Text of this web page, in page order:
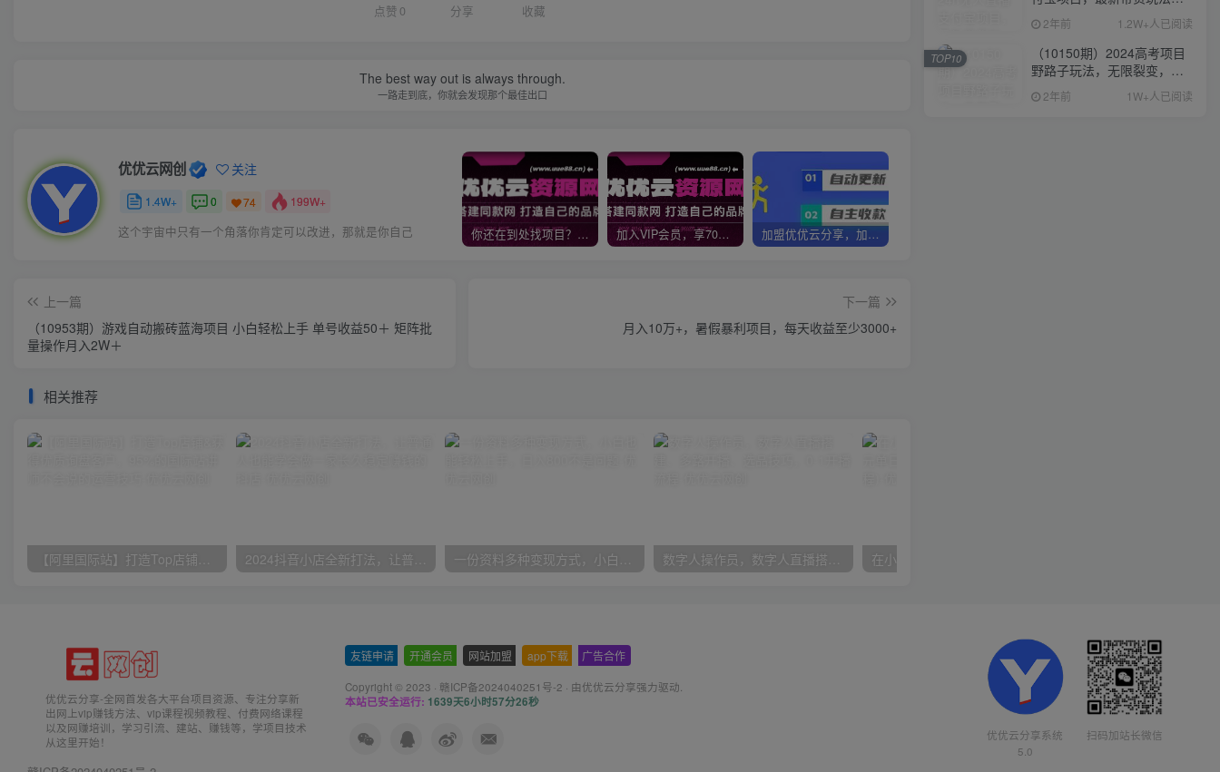
点赞 0 分享 收藏
The best way out is always through.
一路走到底，你就会发现那个最佳出口
优优云网创 关注
1.4W+ 0 74 199W+
这个宇宙中只有一个角落你肯定可以改进，那就是你自己 你还在到处找项目？还在当韭菜？我靠网创资源站一个月收入5万+，曾经我也是个失败者。 加入VIP会员，享70%的推广提成，免费学习多种网上创业课程，菜鸟秒变大神！ 加盟优优云分享，加盟搭建同款知识付费资源网站，实现长期稳定被动收入~
上一篇
（10953期）游戏自动搬砖蓝海项目 小白轻松上手 单号收益50＋ 矩阵批
量操作月入2W＋
下一篇
月入10万+，暑假暴利项目，每天收益至少3000+
相关推荐
【阿里国际站】打造Top店铺&获得优质询盘客户，​95%的国际站讲师不会说的运营技巧 2024抖音小店全新打法，让普通人也能学会做一家长久稳定赚钱的抖店 一份资料多种变现方式，小白也能轻松上手，日入800不是问题 数字人操作员，数字人直播搭建、多路开播、选品技巧，0-1开播流程
纯躺赚实测日入500+
2年前 1.2W+人已阅读
（10150期）2024高考项目
野路子玩法，无限裂变，最
高一天1W＋！
2年前 1W+人已阅读
TOP10
优优云分享-全网首发各大平台项目资源、专注分享新
出网上vip赚钱方法、vip课程视频教程、付费网络课程
以及网赚培训，学习引流、建站、赚钱等，学项目技术
从这里开始！
友链申请 开通会员 网站加盟 app下载 广告合作
Copyright © 2023 · 赣ICP备2024040251号-2 · 由优优云分享强力驱动.
本站已安全运行: 1639天6小时57分27秒
优优云分享系统
5.0
扫码加站长微信